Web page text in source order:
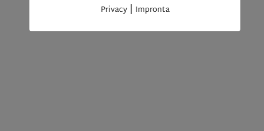
Privacy| Impronta